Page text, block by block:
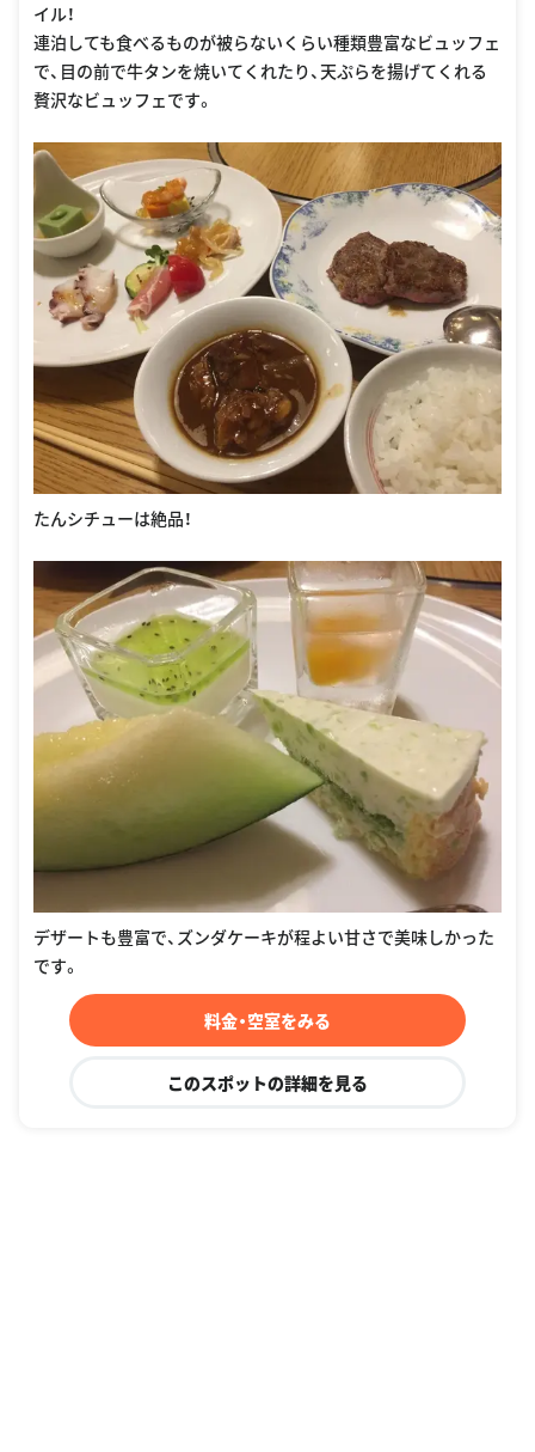
イル！
連泊しても食べるものが被らないくらい種類豊富なビュッフェ
で、目の前で牛タンを焼いてくれたり、天ぷらを揚げてくれる
贅沢なビュッフェです。
たんシチューは絶品！
デザートも豊富で、ズンダケーキが程よい甘さで美味しかった
です。
料金・空室をみる
このスポットの詳細を見る